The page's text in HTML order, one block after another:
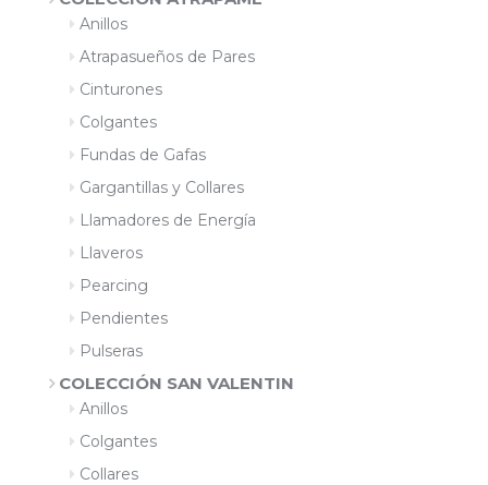
Anillos
Atrapasueños de Pares
Cinturones
Colgantes
Fundas de Gafas
Gargantillas y Collares
Llamadores de Energía
Llaveros
Pearcing
Pendientes
Pulseras
COLECCIÓN SAN VALENTIN
Anillos
Colgantes
Collares